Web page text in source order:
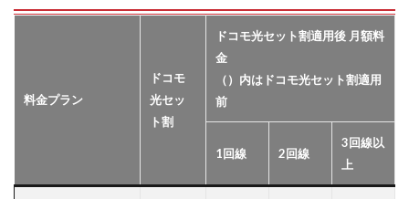
料金プラン
ドコモ
光セッ
ト割
ドコモ光セット割適用後 月額料
金
（）内はドコモ光セット割適用
前
1回線 2回線
3回線以
上